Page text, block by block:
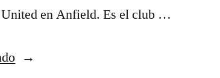
en Anfield. Es el club …
«camisetas